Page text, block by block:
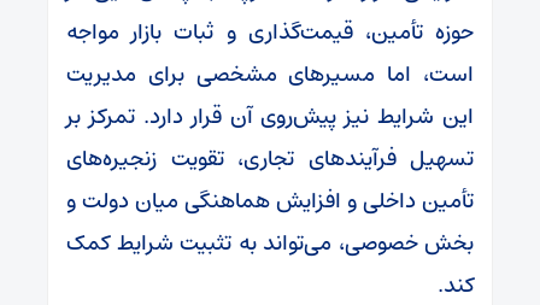
حوزه تأمین، قیمت‌گذاری و ثبات بازار مواجه
است، اما مسیرهای مشخصی برای مدیریت
این شرایط نیز پیش‌روی آن قرار دارد. تمرکز بر
تسهیل فرآیندهای تجاری، تقویت زنجیره‌های
تأمین داخلی و افزایش هماهنگی میان دولت و
بخش خصوصی، می‌تواند به تثبیت شرایط کمک
کند.